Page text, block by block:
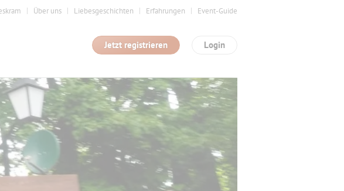
Über uns Liebesgeschichten Erfahrungen Event-Guide
Login
Jetzt registrieren